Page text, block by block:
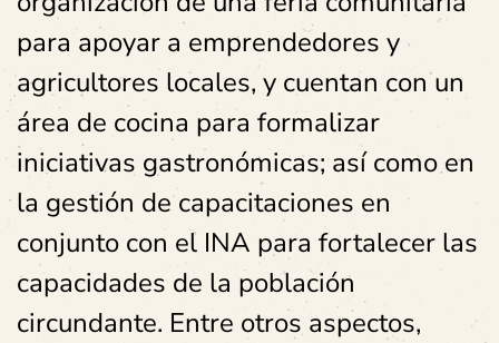
para apoyar a emprendedores y
agricultores locales, y cuentan con un
área de cocina para formalizar
iniciativas gastronómicas; así como en
la gestión de capacitaciones en
conjunto con el INA para fortalecer las
capacidades de la población
circundante. Entre otros aspectos,